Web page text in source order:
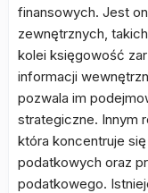
finansowych. Jest
zewnętrznych,
kolei księgowość
informacji
pozwala im
strategiczne. Innym
która koncentruje
podatkowych oraz
podatkowego.